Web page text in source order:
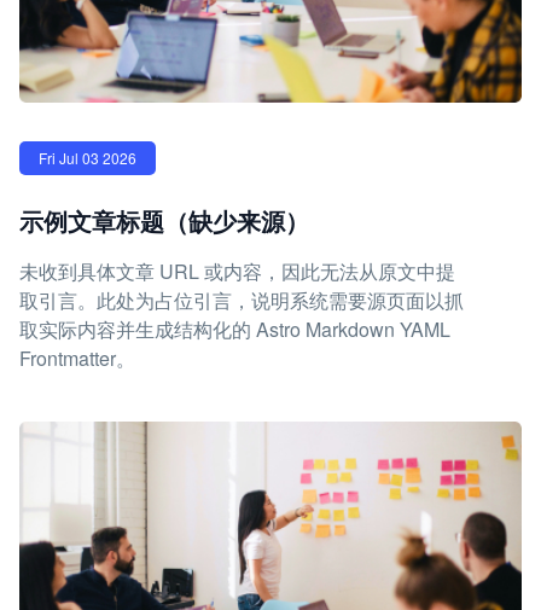
Fri Jul 03 2026
示例文章标题（缺少来源）
未收到具体文章 URL 或内容，因此无法从原文中提
取引言。此处为占位引言，说明系统需要源页面以抓
取实际内容并生成结构化的 Astro Markdown YAML
Frontmatter。